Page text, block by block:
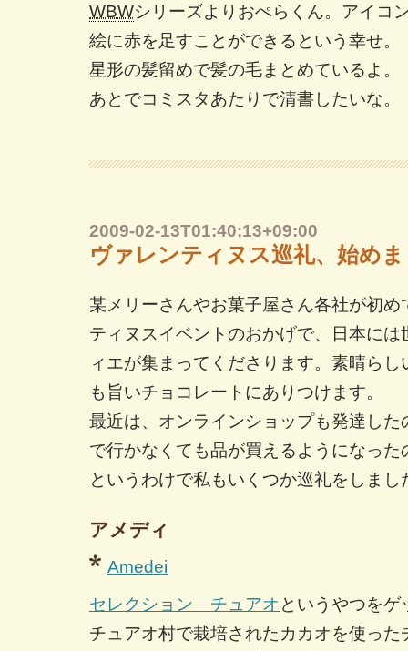
WBWシリーズよりおぺらくん。アイコ
絵に赤を足すことができるという幸せ。
星形の髪留めで髪の毛まとめているよ。
あとでコミスタあたりで清書したいな。
2009-02-13T01:40:13+09:00
ヴァレンティヌス巡礼、始め
某メリーさんやお菓子屋さん各社が初
ティヌスイベントのおかげで、日本に
ィエが集まってくださります。素晴ら
も旨いチョコレートにありつけます。
最近は、オンラインショップも発達し
で行かなくても品が買えるようになった
というわけで私もいくつか巡礼をしま
アメディ
Amedei
セレクション チュアオ というやつをゲ
チュアオ村で栽培されたカカオを使っ